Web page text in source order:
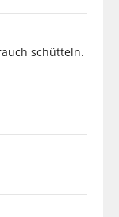
schütteln.